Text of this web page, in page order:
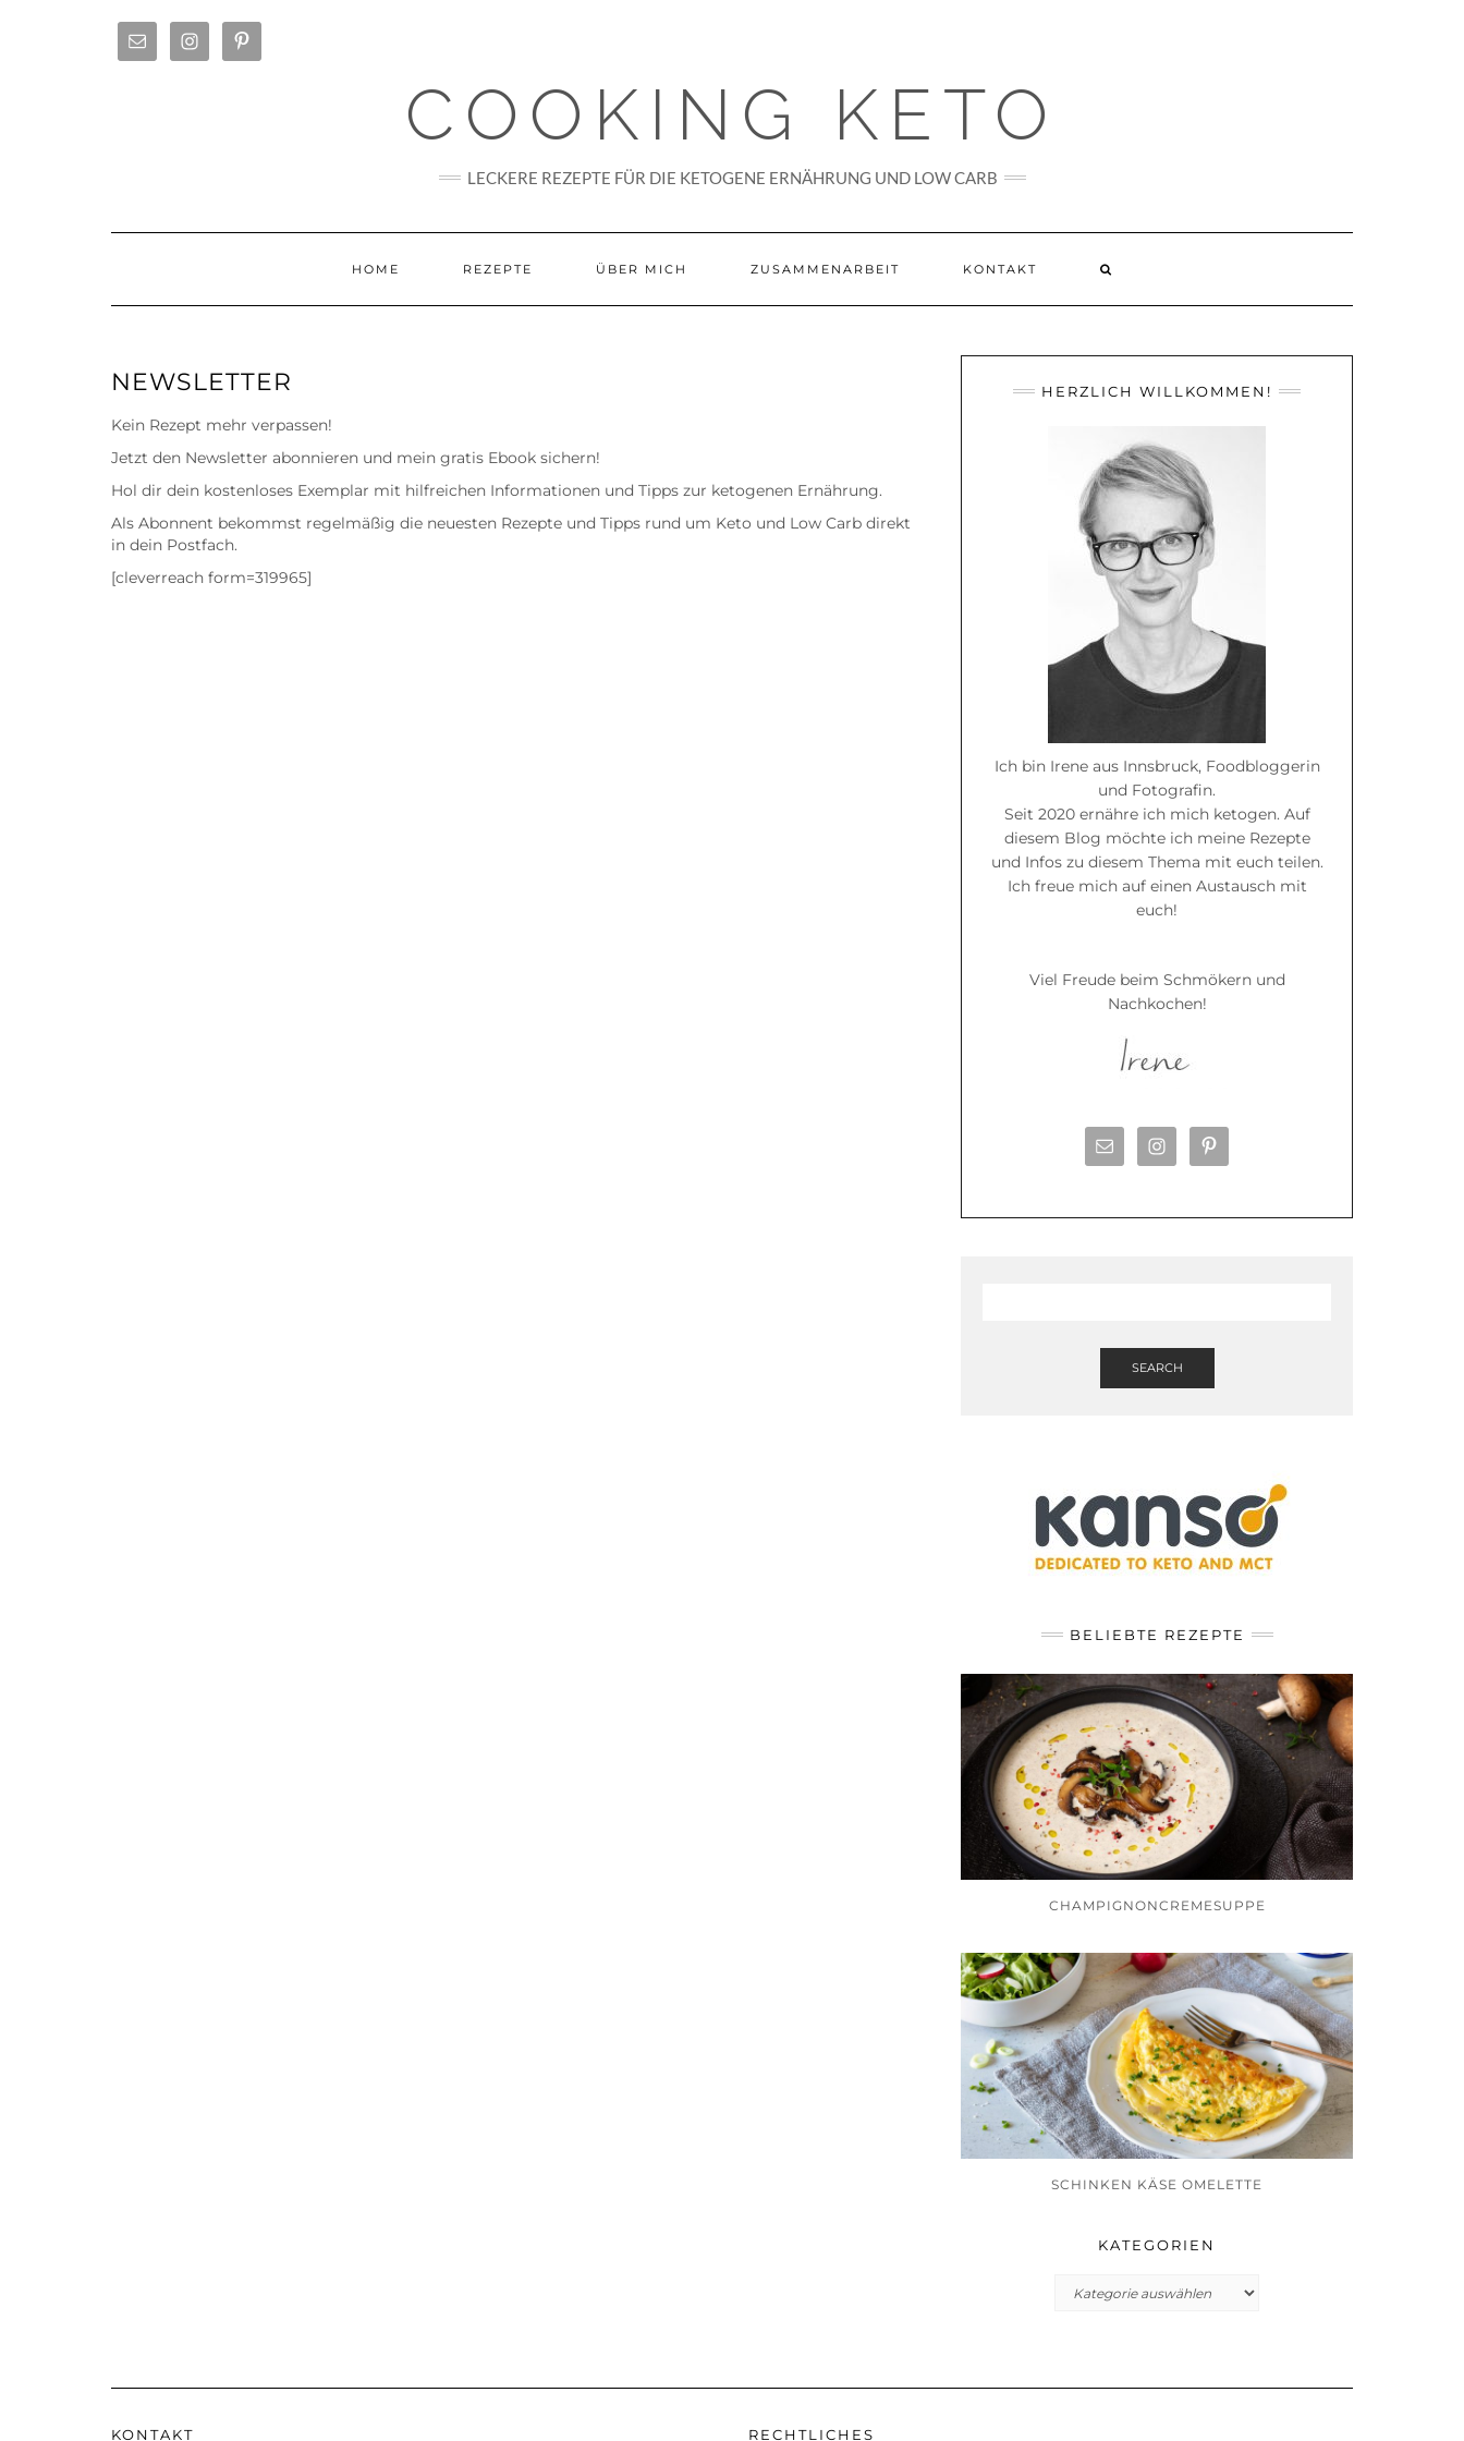
COOKING KETO
LECKERE REZEPTE FÜR DIE KETOGENE ERNÄHRUNG UND LOW CARB
HOME REZEPTE ÜBER MICH ZUSAMMENARBEIT KONTAKT
NEWSLETTER
Kein Rezept mehr verpassen!
Jetzt den Newsletter abonnieren und mein gratis Ebook sichern!
Hol dir dein kostenloses Exemplar mit hilfreichen Informationen und Tipps zur ketogenen Ernährung.
Als Abonnent bekommst regelmäßig die neuesten Rezepte und Tipps rund um Keto und Low Carb direkt
in dein Postfach.
[cleverreach form=319965]
HERZLICH WILLKOMMEN!
Ich bin Irene aus Innsbruck, Foodbloggerin
und Fotografin.
Seit 2020 ernähre ich mich ketogen. Auf
diesem Blog möchte ich meine Rezepte
und Infos zu diesem Thema mit euch teilen.
Ich freue mich auf einen Austausch mit
euch!
Viel Freude beim Schmökern und
Nachkochen!
SEARCH
BELIEBTE REZEPTE
CHAMPIGNONCREMESUPPE
SCHINKEN KÄSE OMELETTE
KATEGORIEN
Kategorien
KONTAKT RECHTLICHES